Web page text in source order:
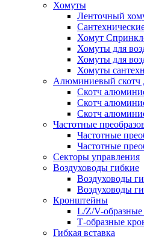
Хомуты
Ленточный
Хомут
Хомуты для
Хомуты для
Хомуты
Алюминиевый скотч
Скотч
Скотч
Скотч
Частотные
Частотные
Частотные
Секторы управления
Воздуховоды гибкие
Воздуховоды
Воздуховоды
Кронштейны
L/Z/V-
Т-образные
Гибкая вставка